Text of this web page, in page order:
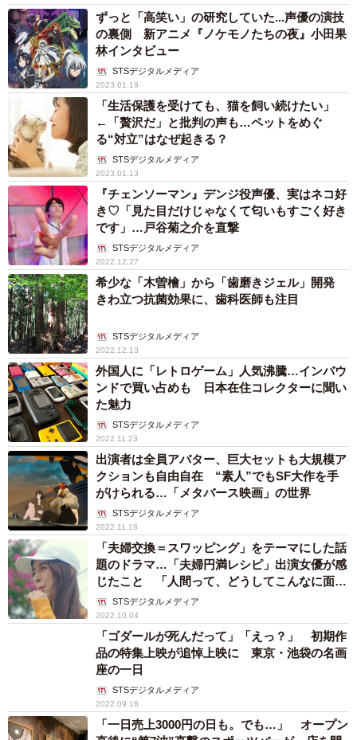
ずっと「高笑い」の研究していた...声優の演技
の裏側 新アニメ『ノケモノたちの夜』小田果
林インタビュー
STSデジタルメディア
2023.01.19
「生活保護を受けても、猫を飼い続けたい」
←「贅沢だ」と批判の声も…ペットをめぐ
る“対立”はなぜ起きる？
STSデジタルメディア
2023.01.13
『チェンソーマン』デンジ役声優、実はネコ好
き♡「見た目だけじゃなくて匂いもすごく好き
です」…戸谷菊之介を直撃
STSデジタルメディア
2022.12.27
希少な「木曽檜」から「歯磨きジェル」開発
きわ立つ抗菌効果に、歯科医師も注目
STSデジタルメディア
2022.12.13
外国人に「レトロゲーム」人気沸騰…インバウ
ンドで買い占めも 日本在住コレクターに聞い
た魅力
STSデジタルメディア
2022.11.23
出演者は全員アバター、巨大セットも大規模ア
クションも自由自在 “素人”でもSF大作を手
がけられる…「メタバース映画」の世界
STSデジタルメディア
2022.11.18
「夫婦交換＝スワッピング」をテーマにした話
題のドラマ…「夫婦円満レシピ」出演女優が感
じたこと 「人間って、どうしてこんなに面倒
なんだろう」
STSデジタルメディア
2022.10.04
「ゴダールが死んだって」「えっ？」 初期作
品の特集上映が追悼上映に 東京・池袋の名画
座の一日
STSデジタルメディア
2022.09.16
「一日売上3000円の日も。でも…」 オープン